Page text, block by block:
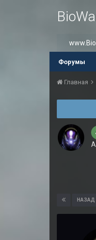
Форумы
Главная
НАЗАД